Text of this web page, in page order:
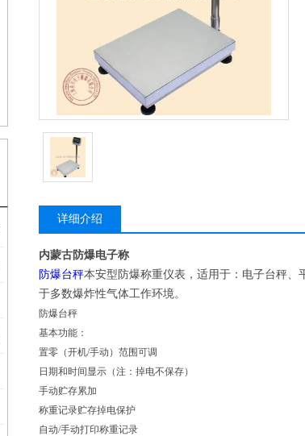
详细介绍
内蒙古防爆电子称
防爆台秤本安型防爆称重仪表，适用于：电子台秤、
于多数爆炸性气体工作环境。
防爆台秤
基本功能：
置零（开机/手动）范围可调
日期和时间显示（注：掉电不保存）
手动贮存累加
称重记录贮存掉电保护
自动/手动打印称重记录